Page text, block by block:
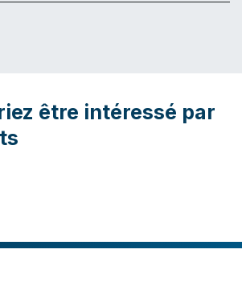
être intéressé par